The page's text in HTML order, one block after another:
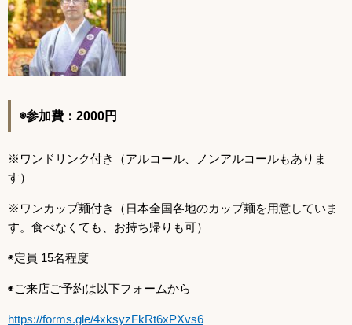
◉参加費：2000円
※ワンドリンク付き
（アルコール、ノンアルコールもありま
す）
※ワンカップ麺付き
（日本全国各地のカップ麺を用意していま
す。 食べなくても、お持ち帰りも可）
◉定員 15名程度
◉ご来店ご予約は以下フォームから
https://forms.gle/4xksyzFkRt6xPXvs6